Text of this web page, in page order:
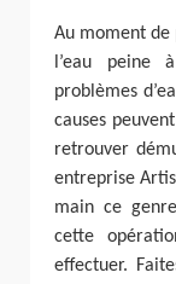
Au moment
l’eau peine
problèmes
causes
retrouver
entreprise
main ce
cette
effectuer.